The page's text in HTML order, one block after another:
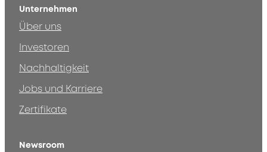
Unternehmen
Über uns
Investoren
Nachhaltigkeit
Jobs und Karriere
Zertifikate
Newsroom